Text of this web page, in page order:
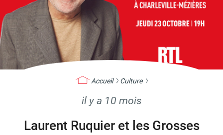
Carte d'identité /
Naissance et
reconnaissance d'un
Accueil Culture
il y a 10 mois
Laurent Ruquier et les Grosses